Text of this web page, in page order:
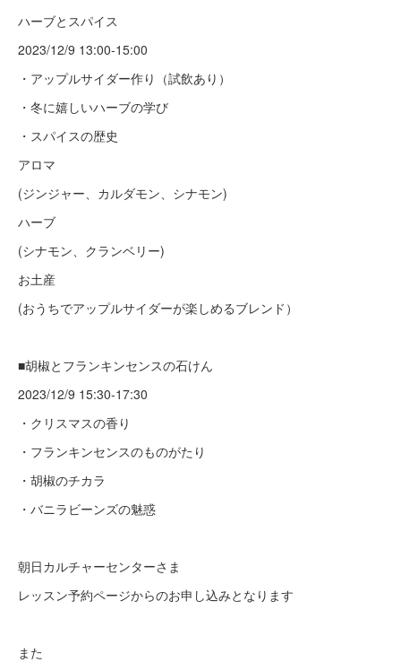
ハーブとスパイス
2023/12/9 13:00-15:00
・アップルサイダー作り（試飲あり）
・冬に嬉しいハーブの学び
・スパイスの歴史
アロマ
(ジンジャー、カルダモン、シナモン)
ハーブ
(シナモン、クランベリー)
お土産
(おうちでアップルサイダーが楽しめるブレンド）
■胡椒とフランキンセンスの石けん
2023/12/9 15:30-17:30
・クリスマスの香り
・フランキンセンスのものがたり
・胡椒のチカラ
・バニラビーンズの魅惑
朝日カルチャーセンターさま
レッスン予約ページからのお申し込みとなります
また